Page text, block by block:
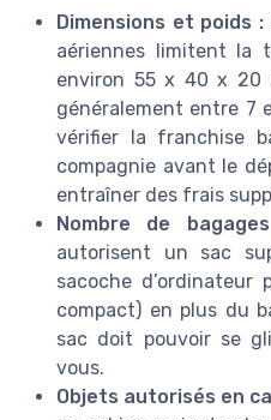
Dimensions et poids :
aériennes limitent la
environ 55 x 40 x 20
généralement entre 7
vérifier la franchise
compagnie avant le
entraîner des frais
Nombre de
autorisent un sac
sacoche
compact) en plus du
sac doit pouvoir se
vous.
Objets autorisés en